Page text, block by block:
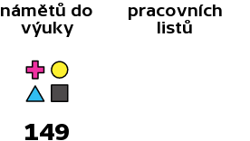
námětů do
výuky
pracovních
listů
149